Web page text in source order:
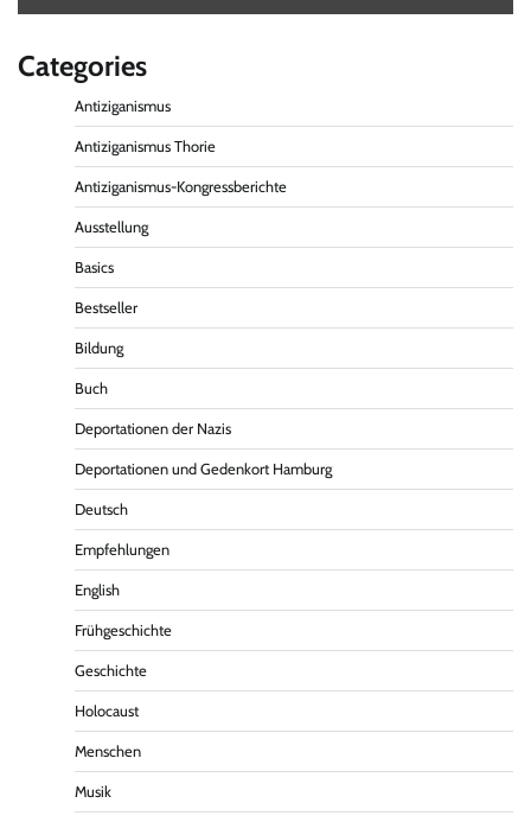
Categories
Antiziganismus
Antiziganismus Thorie
Antiziganismus-Kongressberichte
Ausstellung
Basics
Bestseller
Bildung
Buch
Deportationen der Nazis
Deportationen und Gedenkort Hamburg
Deutsch
Empfehlungen
English
Frühgeschichte
Geschichte
Holocaust
Menschen
Musik